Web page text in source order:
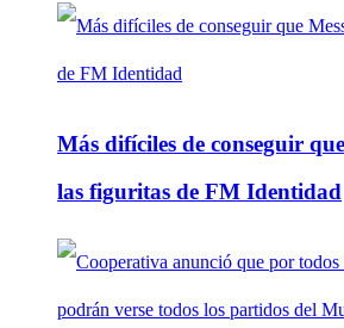
Más difíciles de conseguir
las figuritas de FM Identidad